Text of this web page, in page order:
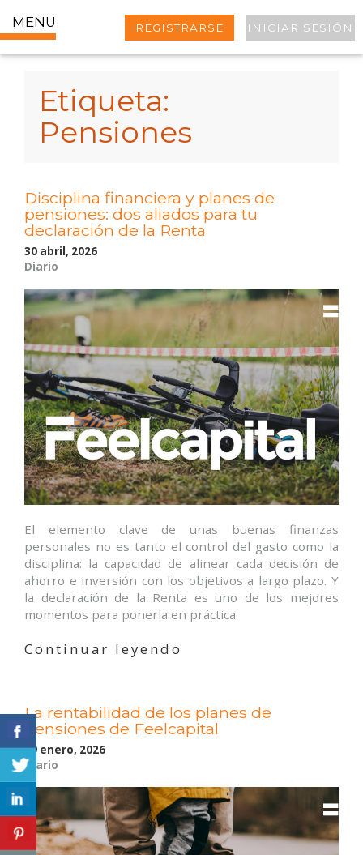
MENU REGISTRARSE INICIAR SESIÓN
Etiqueta:
Pensiones
Disciplina financiera y planes de
pensiones: dos aliados para tu
declaración de la Renta
30 abril, 2026
Diario
El elemento clave de unas buenas finanzas
personales no es tanto el control del gasto como la
disciplina: la capacidad de alinear cada decisión de
ahorro e inversión con los objetivos a largo plazo. Y
la declaración de la Renta es uno de los mejores
momentos para ponerla en práctica.
Continuar leyendo
de
pensiones:
para
tu
declaración
de
la
La rentabilidad de los planes de
pensiones de Feelcapital
29 enero, 2026
Diario